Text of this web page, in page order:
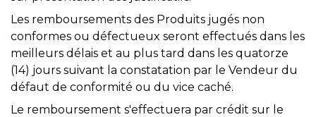
Les remboursements des Produits jugés non
conformes ou défectueux seront effectués dans les
meilleurs délais et au plus tard dans les quatorze
(14) jours suivant la constatation par le Vendeur du
défaut de conformité ou du vice caché.
Le remboursement s'effectuera par crédit sur le